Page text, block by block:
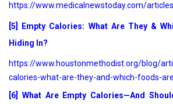
https://www.medicalnewstoday.com/
[5] Empty Calories: What Are They &
Hiding In?
https://www.houstonmethodist.org/blog/
calories-what-are-they-and-which-foods-
[6] What Are Empty Calories—And